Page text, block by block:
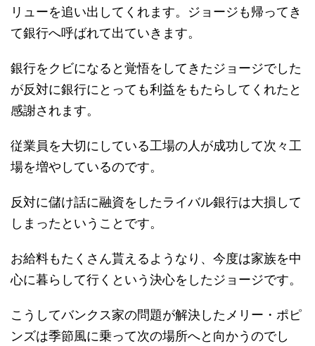
リューを追い出してくれます。ジョージも帰ってき
て銀行へ呼ばれて出ていきます。
銀行をクビになると覚悟をしてきたジョージでした
が反対に銀行にとっても利益をもたらしてくれたと
感謝されます。
従業員を大切にしている工場の人が成功して次々工
場を増やしているのです。
反対に儲け話に融資をしたライバル銀行は大損して
しまったということです。
お給料もたくさん貰えるようなり、今度は家族を中
心に暮らして行くという決心をしたジョージです。
こうしてバンクス家の問題が解決したメリー・ポピ
ンズは季節風に乗って次の場所へと向かうのでし